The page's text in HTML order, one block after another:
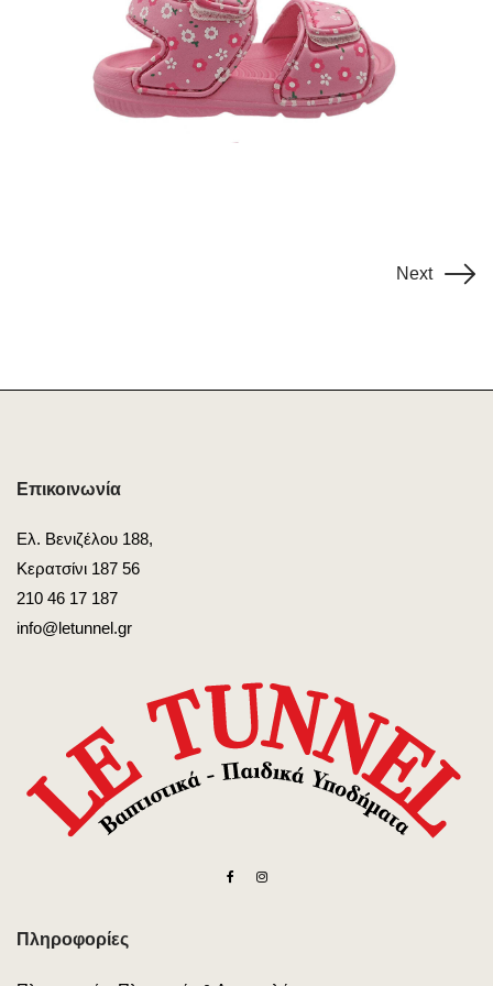
Next
Επικοινωνία
Ελ. Βενιζέλου 188,
Κερατσίνι 187 56
210 46 17 187
info@letunnel.gr
Πληροφορίες